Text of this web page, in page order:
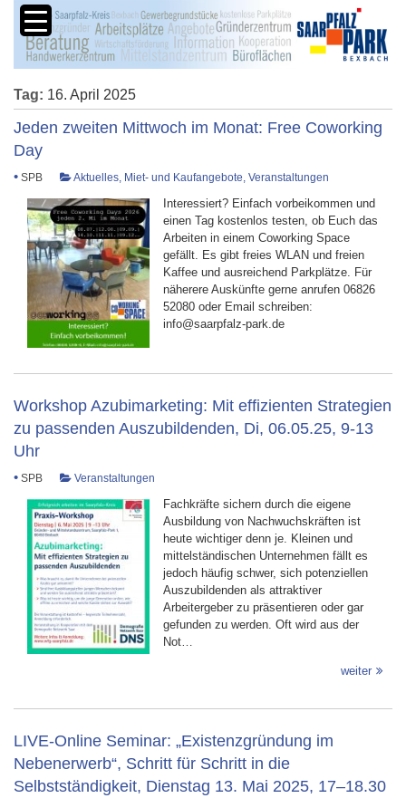
Tag: 16. April 2025
Jeden zweiten Mittwoch im Monat: Free Coworking
Day
• SPB Aktuelles Miet- und Kaufangebote Veranstaltungen
Interessiert? Einfach vorbeikommen und
einen Tag kostenlos testen, ob Euch das
Arbeiten in einem Coworking Space
gefällt. Es gibt freies WLAN und freien
Kaffee und ausreichend Parkplätze. Für
näherere Auskünfte gerne anrufen 06826
52080 oder Email schreiben:
info@saarpfalz-park.de
Workshop Azubimarketing: Mit effizienten Strategien
zu passenden Auszubildenden, Di, 06.05.25, 9-13
Uhr
• SPB Veranstaltungen
Fachkräfte sichern durch die eigene
Ausbildung von Nachwuchskräften ist
heute wichtiger denn je. Kleinen und
mittelständischen Unternehmen fällt es
jedoch häufig schwer, sich potenziellen
Auszubildenden als attraktiver
Arbeitergeber zu präsentieren oder gar
gefunden zu werden. Oft wird aus der
Not…
weiter
LIVE-Online Seminar: „Existenzgründung im
Nebenerwerb“, Schritt für Schritt in die
Selbstständigkeit, Dienstag 13. Mai 2025, 17–18.30